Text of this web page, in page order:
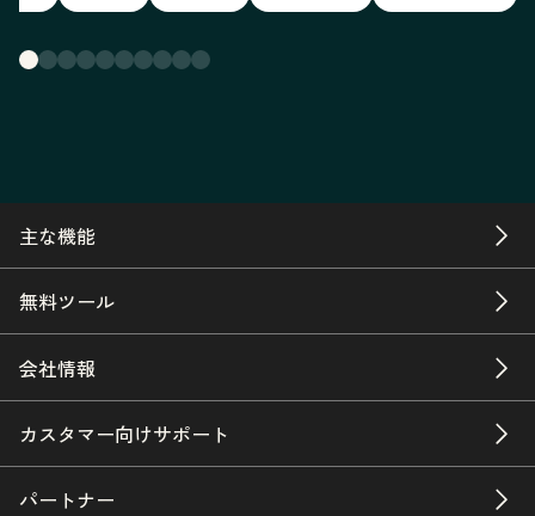
主な機能
無料ツール
会社情報
カスタマー向けサポート
パートナー